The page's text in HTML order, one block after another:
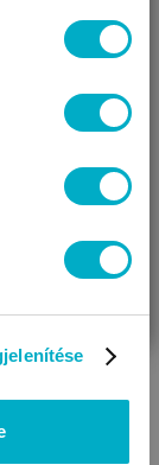
AJÁNDÉKOT